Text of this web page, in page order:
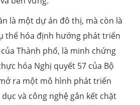
là một dự án đô thị, mà còn là
thể hóa định hướng phát triển
Thành phố, là minh chứng
hóa Nghị quyết 57 của Bộ
ra một mô hình phát triển
và công nghệ gắn kết chặt